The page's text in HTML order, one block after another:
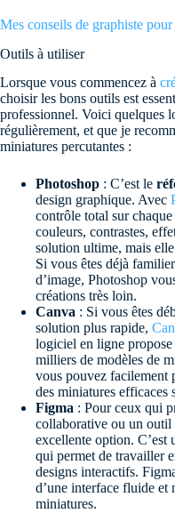
Mes conseils de graphiste
Outils à utiliser
Lorsque vous commencez à
choisir les bons outils est
professionnel. Voici quelques
régulièrement, et que je
miniatures percutantes :
Photoshop : C’est le
design graphique. Avec
contrôle total sur
couleurs, contrastes,
solution ultime, mais
Si vous êtes déjà
d’image, Photoshop
créations très loin.
Canva : Si vous êtes
solution plus rapide,
logiciel en ligne
milliers de modèles de
vous pouvez facilement
des miniatures efficaces
Figma : Pour ceux qui
collaborative ou un outil
excellente option.
qui permet de travailler
designs interactifs.
d’une interface fluide et
miniatures.